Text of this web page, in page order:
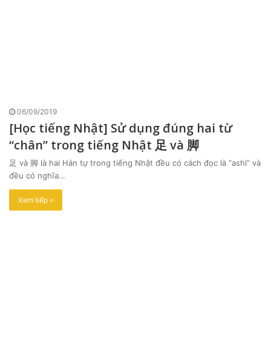
06/09/2019
[Học tiếng Nhật] Sử dụng đúng hai từ
“chân” trong tiếng Nhật 足 và 脚
足 và 脚 là hai Hán tự trong tiếng Nhật đều có cách đọc là “ashi” và
đều có nghĩa…
Xem tiếp »